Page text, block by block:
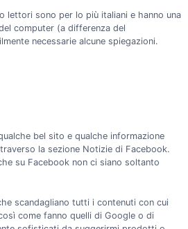
lettori sono per lo più italiani e hanno una
computer (a differenza del
necessarie alcune spiegazioni.
bel sito e qualche informazione
la sezione Notizie di Facebook.
su Facebook non ci siano soltanto
scandagliano tutti i contenuti con cui
come fanno quelli di Google o di